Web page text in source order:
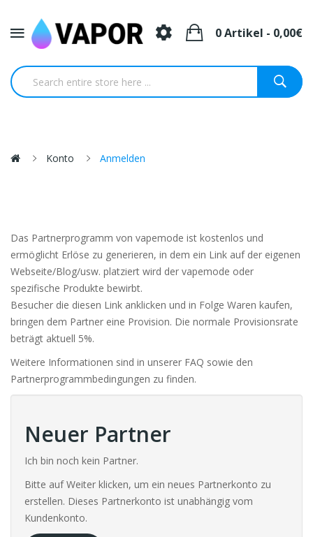
0 Artikel - 0,00€
Konto Anmelden
Das Partnerprogramm von vapemode ist kostenlos und
ermöglicht Erlöse zu generieren, in dem ein Link auf der eigenen
Webseite/Blog/usw. platziert wird der vapemode oder
spezifische Produkte bewirbt.
Besucher die diesen Link anklicken und in Folge Waren kaufen,
bringen dem Partner eine Provision. Die normale Provisionsrate
beträgt aktuell 5%.
Weitere Informationen sind in unserer FAQ sowie den
Partnerprogrammbedingungen zu finden.
Neuer Partner
Ich bin noch kein Partner.
Bitte auf Weiter klicken, um ein neues Partnerkonto zu
erstellen. Dieses Partnerkonto ist unabhängig vom
Kundenkonto.